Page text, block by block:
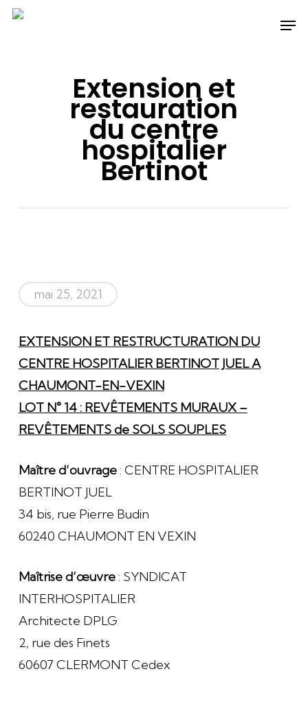
Skip
Extension et
restauration
du centre
hospitalier
Bertinot
mai 25, 2021
EXTENSION ET RESTRUCTURATION DU
CENTRE HOSPITALIER BERTINOT JUEL A
CHAUMONT-EN-VEXIN
LOT N° 14 : REVÊTEMENTS MURAUX –
REVÊTEMENTS de SOLS SOUPLES
Maître d’ouvrage: CENTRE HOSPITALIER
BERTINOT JUEL
34 bis, rue Pierre Budin
60240 CHAUMONT EN VEXIN
Maîtrise d’œuvre: SYNDICAT
INTERHOSPITALIER
Architecte DPLG
2, rue des Finets
60607 CLERMONT Cedex